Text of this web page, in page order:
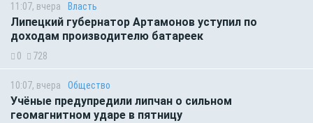
11:07, вчера Власть
Липецкий губернатор Артамонов уступил по
доходам производителю батареек
0 728
10:07, вчера Общество
Учёные предупредили липчан о сильном
геомагнитном ударе в пятницу